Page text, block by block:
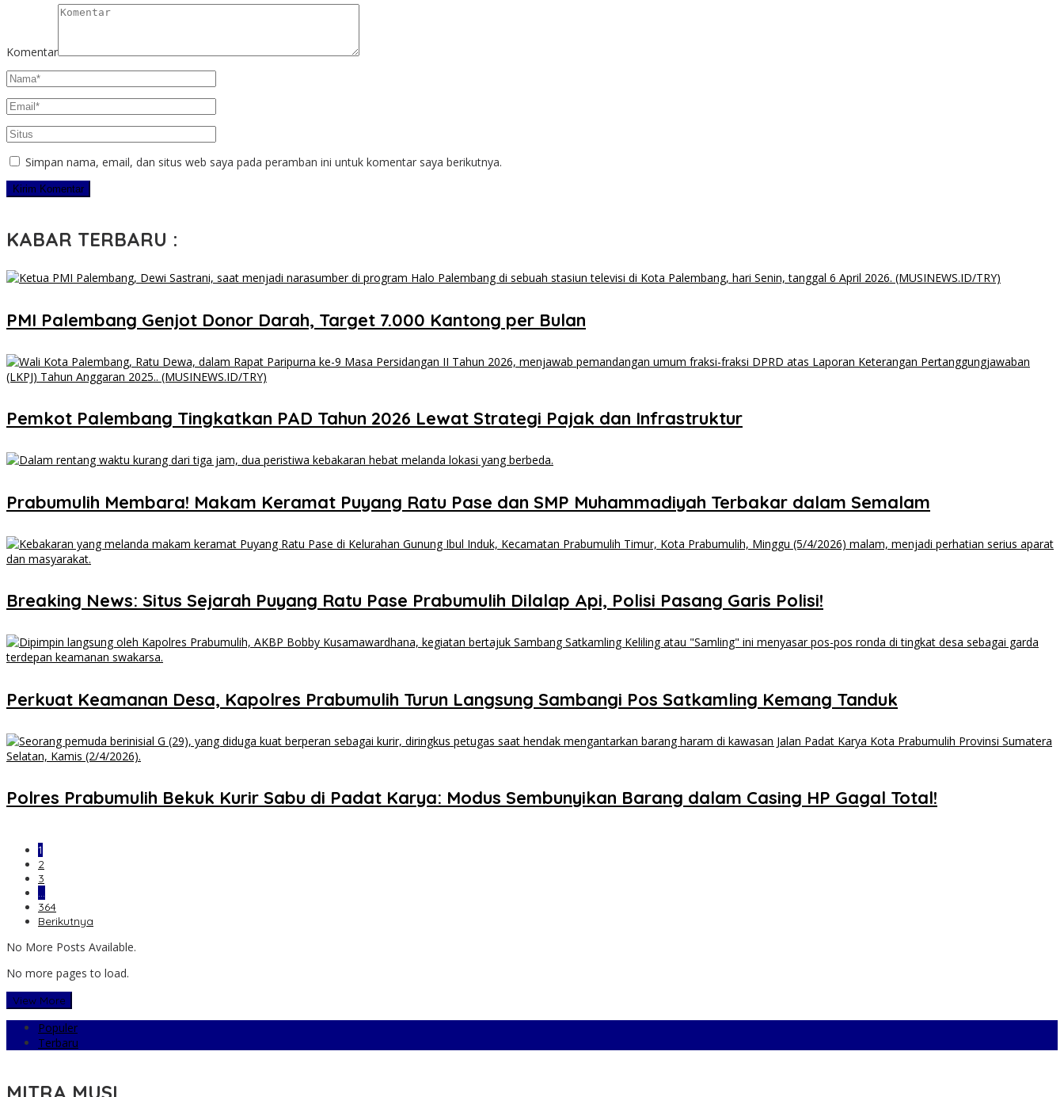
Komentar
Simpan nama, email, dan situs web saya pada peramban ini untuk komentar saya berikutnya.
KABAR TERBARU :
PMI Palembang Genjot Donor Darah, Target 7.000 Kantong per Bulan
Pemkot Palembang Tingkatkan PAD Tahun 2026 Lewat Strategi Pajak dan Infrastruktur
Prabumulih Membara! Makam Keramat Puyang Ratu Pase dan SMP Muhammadiyah Terbakar dalam Semalam
Breaking News: Situs Sejarah Puyang Ratu Pase Prabumulih Dilalap Api, Polisi Pasang Garis Polisi!
Perkuat Keamanan Desa, Kapolres Prabumulih Turun Langsung Sambangi Pos Satkamling Kemang Tanduk
Polres Prabumulih Bekuk Kurir Sabu di Padat Karya: Modus Sembunyikan Barang dalam Casing HP Gagal Total!
1
2
3
…
364
Berikutnya
No More Posts Available.
No more pages to load.
View More
Populer
Terbaru